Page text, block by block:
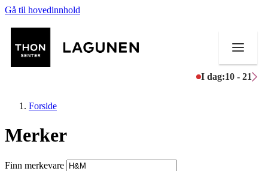
Gå til hovedinnhold
I dag:10 - 21
Butikker
Forside
Merker
Finn merkevare